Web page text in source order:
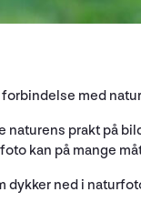
med
naturens prakt på
kan på mange
dykker ned i